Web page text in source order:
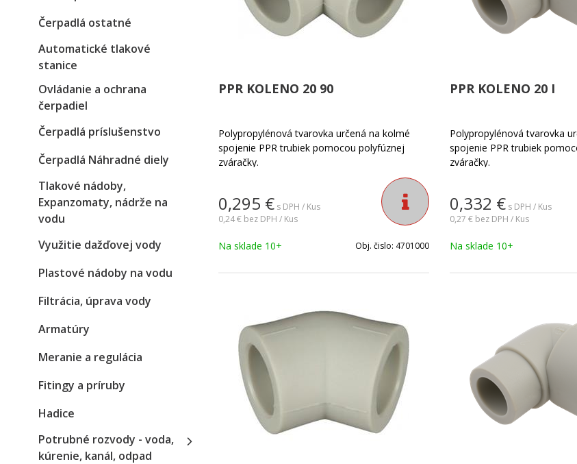
PPR KOLENO 20 90
Polypropylénová tvarovka určená na kolmé
spojenie PPR trubiek pomocou polyfúznej
zváračky.
0,295 € s DPH / Kus
0,24 € bez DPH / Kus
Na sklade 10+ Obj. čislo: 4701000
PPR KOLENO 20 I
Polypropylénová tvarovka
spojenie PPR trubiek
zváračky.
0,332 € s DPH / Kus
0,27 € bez DPH / Kus
Na sklade 10+
Čerpadlá ostatné
Automatické tlakové
stanice
Ovládanie a ochrana
čerpadiel
Čerpadlá príslušenstvo
Čerpadlá Náhradné diely
Tlakové nádoby,
Expanzomaty, nádrže na
vodu
Využitie dažďovej vody
Plastové nádoby na vodu
Filtrácia, úprava vody
Armatúry
Meranie a regulácia
Fitingy a príruby
Hadice
Potrubné rozvody - voda,
kúrenie, kanál, odpad